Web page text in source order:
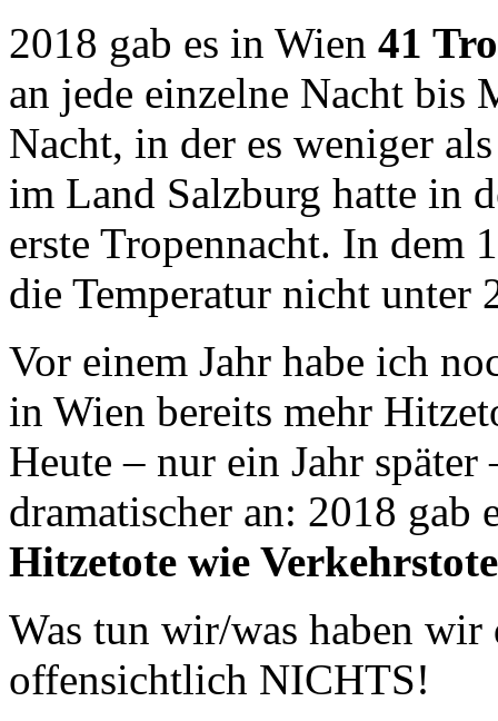
2018 gab es in Wien 41
an jede einzelne Nacht bis
Nacht, in der es weniger
im Land Salzburg hatte in
erste Tropennacht. In dem
die Temperatur nicht unter
Vor einem Jahr habe ich
in Wien bereits mehr
Heute – nur ein Jahr
dramatischer an: 2018 gab
Hitzetote wie Verkehrstote
Was tun wir/was haben wir
offensichtlich NICHTS!